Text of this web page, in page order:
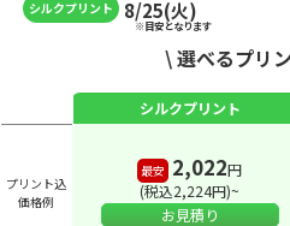
シルクプリント 8/25(火)
※目安となります
\ 選べるプリ
シルクプリント
プリント込
価格例
最安 2,022円
(税込2,224円)~
お見積り